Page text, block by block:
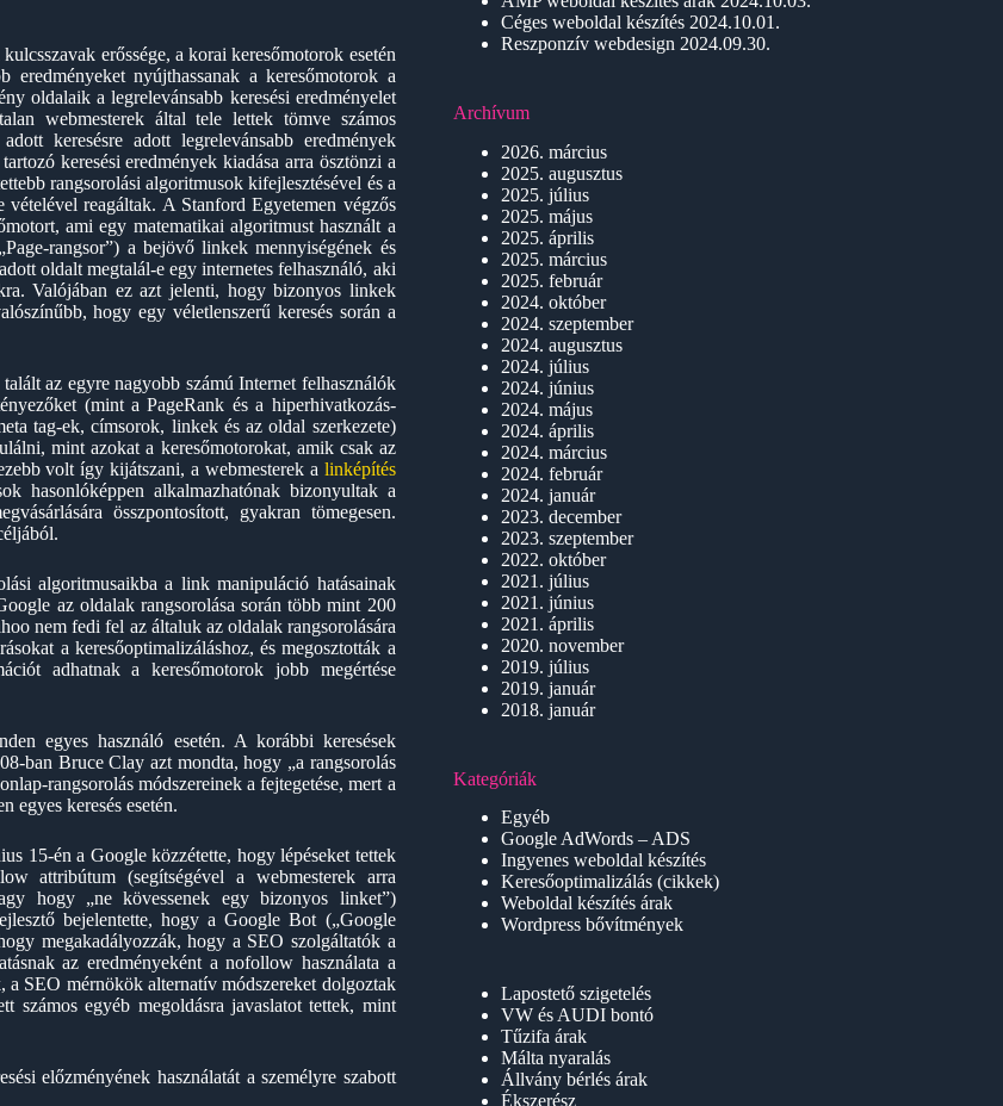
erőssége, a korai keresőmotorok esetén
nyújthassanak a keresőmotorok a
oldalaik a legrelevánsabb keresési eredményelet
webmesterek által tele lettek tömve számos
keresésre adott legrelevánsabb eredmények
keresési eredmények kiadása arra ösztönzi a
rangsorolási algoritmusok kifejlesztésével és a
reagáltak. A Stanford Egyetemen végzős
ami egy matematikai algoritmust használt a
rangsor”) a bejövő linkek mennyiségének és
oldalt megtalál-e egy internetes felhasználó, aki
Valójában ez azt jelenti, hogy bizonyos linkek
hogy egy véletlenszerű keresés során a
az egyre nagyobb számú Internet felhasználók
(mint a PageRank és a hiperhivatkozás-
tag-ek, címsorok, linkek és az oldal szerkezete)
mint azokat a keresőmotorokat, amik csak az
volt így kijátszani, a webmesterek a linképítés
hasonlóképpen alkalmazhatónak bizonyultak a
összpontosított, gyakran tömegesen.
algoritmusaikba a link manipuláció hatásainak
az oldalak rangsorolása során több mint 200
nem fedi fel az általuk az oldalak rangsorolására
a keresőoptimalizáláshoz, és megosztották a
adhatnak a keresőmotorok jobb megértése
egyes használó esetén. A korábbi keresések
ban Bruce Clay azt mondta, hogy „a rangsorolás
rangsorolás módszereinek a fejtegetése, mert a
egyes keresés esetén.
15-én a Google közzétette, hogy lépéseket tettek
attribútum (segítségével a webmesterek arra
hogy „ne kövessenek egy bizonyos linket”)
bejelentette, hogy a Google Bot („Google
megakadályozzák, hogy a SEO szolgáltatók a
az eredményeként a nofollow használata a
a SEO mérnökök alternatív módszereket dolgoztak
számos egyéb megoldásra javaslatot tettek, mint
előzményének használatát a személyre szabott
Céges weboldal készítés 2024.10.01.
Reszponzív webdesign 2024.09.30.
Archívum
2026. március
2025. augusztus
2025. július
2025. május
2025. április
2025. március
2025. február
2024. október
2024. szeptember
2024. augusztus
2024. július
2024. június
2024. május
2024. április
2024. március
2024. február
2024. január
2023. december
2023. szeptember
2022. október
2021. július
2021. június
2021. április
2020. november
2019. július
2019. január
2018. január
Kategóriák
Egyéb
Google AdWords – ADS
Ingyenes weboldal készítés
Keresőoptimalizálás (cikkek)
Weboldal készítés árak
Wordpress bővítmények
Lapostető szigetelés
VW és AUDI bontó
Tűzifa árak
Málta nyaralás
Állvány bérlés árak
Ékszerész